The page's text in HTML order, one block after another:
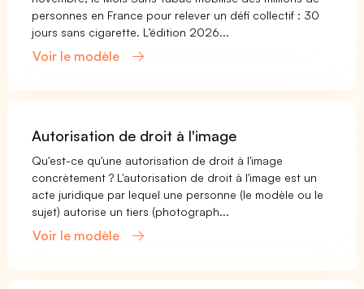
personnes en France pour relever un défi collectif : 30
jours sans cigarette. L’édition 2026...
Voir le modèle
Autorisation de droit à l'image
Qu'est-ce qu'une autorisation de droit à l'image
concrètement ? L'autorisation de droit à l'image est un
acte juridique par lequel une personne (le modèle ou le
sujet) autorise un tiers (photograph...
Voir le modèle